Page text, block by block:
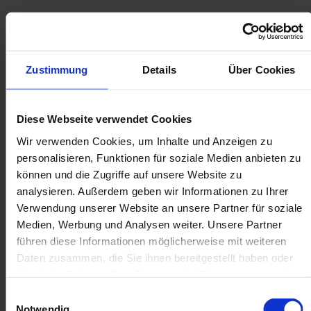
Zustimmung Details Über Cookies
Diese Webseite verwendet Cookies
Wir verwenden Cookies, um Inhalte und Anzeigen zu
personalisieren, Funktionen für soziale Medien anbieten zu
können und die Zugriffe auf unsere Website zu
analysieren. Außerdem geben wir Informationen zu Ihrer
Verwendung unserer Website an unsere Partner für soziale
Medien, Werbung und Analysen weiter. Unsere Partner
führen diese Informationen möglicherweise mit weiteren
Daten zusammen, die Sie ihnen bereitgestellt haben oder
Sie unsere Webseite weiterhin nutzen.
UNKOMPLIZIERT, ZÜGIG
KOMPLETT VERKAUFEN
Unser extra Service für Sie:
Bei größeren Sammlungen kommen wir gern
persönlich bei Ihnen vorbei. Bei kleineren
Sammlungen und Einzelstücken stellen wir
Ihnen das Versandmaterial und bezahlte
Paketscheine zur Verfügung.